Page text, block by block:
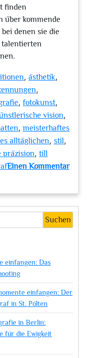
finden
über kommende
denen sie die
talentierten
, ästhetik,
,
, fotokunst,
vision,
, meisterhaftes
alltäglichen, stil,
präzision, till
Einen Kommentar
Suchen
einfangen: Das
einfangen: Der
in St. Pölten
in Berlin:
für die Ewigkeit